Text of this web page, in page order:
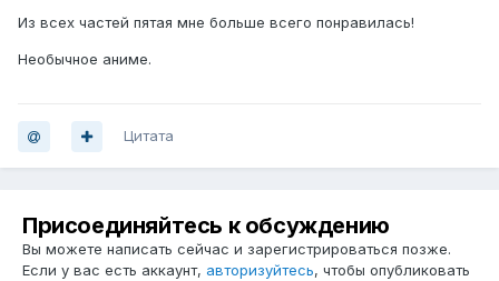
Из всех частей пятая мне больше всего понравилась!
Необычное аниме.
Цитата
Присоединяйтесь к обсуждению
Вы можете написать сейчас и зарегистрироваться позже.
Если у вас есть аккаунт, авторизуйтесь, чтобы опубликовать